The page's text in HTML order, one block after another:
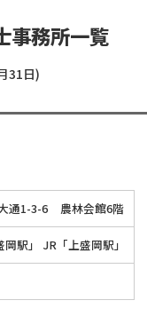
事務所一覧
31日)
通1-3-6 農林会館6階
駅」 JR「上盛岡駅」